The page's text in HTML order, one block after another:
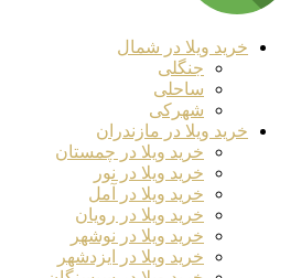
خرید ویلا در شمال
جنگلی
ساحلی
شهرکی
خرید ویلا در مازندران
خرید ویلا در چمستان
خرید ویلا در نور
خرید ویلا در آمل
خرید ویلا در رویان
خرید ویلا در نوشهر
خرید ویلا در ایزدشهر